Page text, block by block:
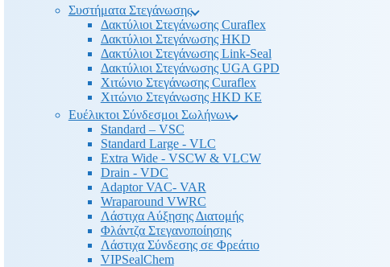
Συστήματα Στεγάνωσης
Δακτύλιοι Στεγάνωσης Curaflex
Δακτύλιοι Στεγάνωσης HKD
Δακτύλιοι Στεγάνωσης Link-Seal
Δακτύλιοι Στεγάνωσης UGA GPD
Χιτώνιο Στεγάνωσης Curaflex
Χιτώνιο Στεγάνωσης HKD KE
Ευέλικτοι Σύνδεσμοι Σωλήνων
Standard – VSC
Standard Large - VLC
Extra Wide - VSCW & VLCW
Drain - VDC
Adaptor VAC- VAR
Wraparound VWRC
Λάστιχα Αύξησης Διατομής
Φλάντζα Στεγανοποίησης
Λάστιχα Σύνδεσης σε Φρεάτιο
VIPSealChem